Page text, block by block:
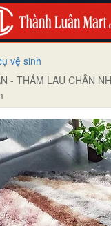
vệ sinh
- THẢM LAU CHÂN